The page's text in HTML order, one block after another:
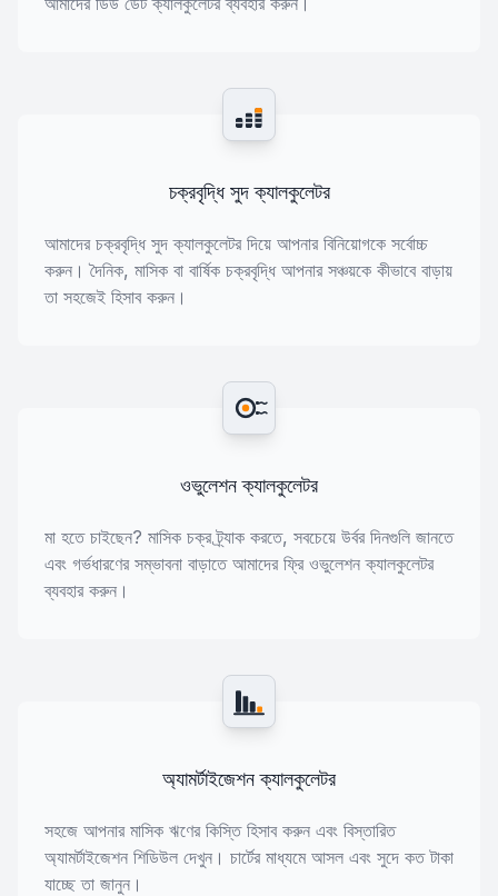
চক্রবৃদ্ধি সুদ ক্যালকুলেটর
আমাদের চক্রবৃদ্ধি সুদ ক্যালকুলেটর দিয়ে আপনার বিনিয়োগকে সর্বোচ্চ
করুন। দৈনিক, মাসিক বা বার্ষিক চক্রবৃদ্ধি আপনার সঞ্চয়কে কীভাবে বাড়ায়
তা সহজেই হিসাব করুন।
ওভুলেশন ক্যালকুলেটর
মা হতে চাইছেন? মাসিক চক্র ট্র্যাক করতে, সবচেয়ে উর্বর দিনগুলি জানতে
এবং গর্ভধারণের সম্ভাবনা বাড়াতে আমাদের ফ্রি ওভুলেশন ক্যালকুলেটর
ব্যবহার করুন।
অ্যামর্টাইজেশন ক্যালকুলেটর
সহজে আপনার মাসিক ঋণের কিস্তি হিসাব করুন এবং বিস্তারিত
অ্যামর্টাইজেশন শিডিউল দেখুন। চার্টের মাধ্যমে আসল এবং সুদে কত টাকা
যাচ্ছে তা জানুন।